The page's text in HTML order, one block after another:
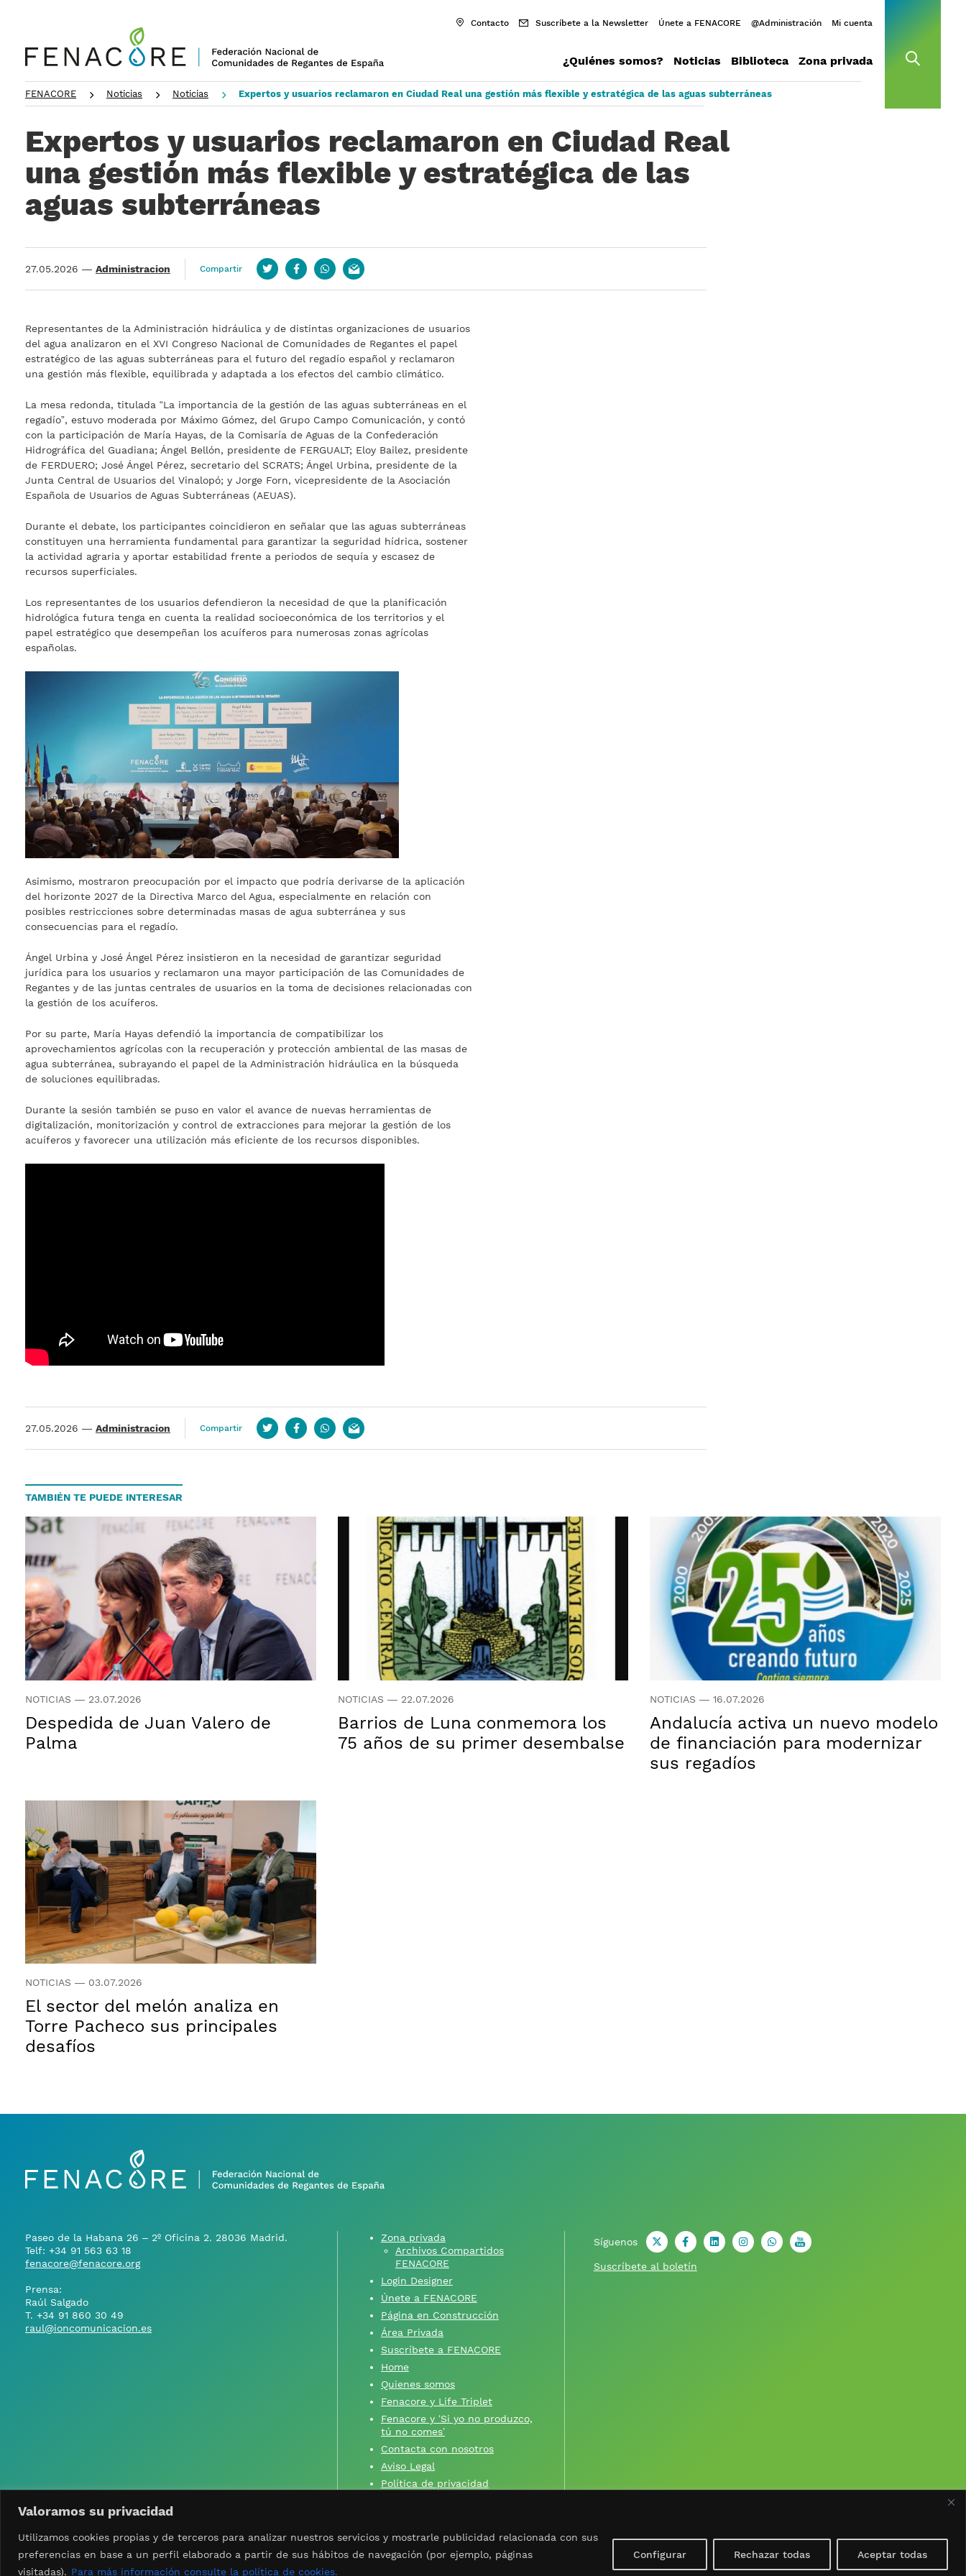
Valoramos su privacidad
Utilizamos cookies propias y de terceros para analizar nuestros servicios y mostrarle publicidad relacionada con sus
preferencias en base a un perfil elaborado a partir de sus hábitos de navegación (por ejemplo, páginas
visitadas). Para más información consulte la política de cookies.
Configurar Rechazar todas Aceptar todas
open
¿Quiénes somos? Noticias Biblioteca Zona privada
Contacto Suscríbete a la Newsletter Únete a FENACORE @Administración Mi cuenta
FENACORE Noticias Noticias Expertos y usuarios reclamaron en Ciudad Real una gestión más flexible y estratégica de las aguas subterráneas
Expertos y usuarios reclamaron en Ciudad Real
una gestión más flexible y estratégica de las
aguas subterráneas
27.05.2026 — Administracion Compartir TwitterFacebookwhatsapp
email
Representantes de la Administración hidráulica y de distintas organizaciones de usuarios
del agua analizaron en el XVI Congreso Nacional de Comunidades de Regantes el papel
estratégico de las aguas subterráneas para el futuro del regadío español y reclamaron
una gestión más flexible, equilibrada y adaptada a los efectos del cambio climático.
La mesa redonda, titulada “La importancia de la gestión de las aguas subterráneas en el
regadío”, estuvo moderada por Máximo Gómez, del Grupo Campo Comunicación, y contó
con la participación de María Hayas, de la Comisaría de Aguas de la Confederación
Hidrográfica del Guadiana; Ángel Bellón, presidente de FERGUALT; Eloy Bailez, presidente
de FERDUERO; José Ángel Pérez, secretario del SCRATS; Ángel Urbina, presidente de la
Junta Central de Usuarios del Vinalopó; y Jorge Forn, vicepresidente de la Asociación
Española de Usuarios de Aguas Subterráneas (AEUAS).
Durante el debate, los participantes coincidieron en señalar que las aguas subterráneas
constituyen una herramienta fundamental para garantizar la seguridad hídrica, sostener
la actividad agraria y aportar estabilidad frente a periodos de sequía y escasez de
recursos superficiales.
Los representantes de los usuarios defendieron la necesidad de que la planificación
hidrológica futura tenga en cuenta la realidad socioeconómica de los territorios y el
papel estratégico que desempeñan los acuíferos para numerosas zonas agrícolas
españolas.
Asimismo, mostraron preocupación por el impacto que podría derivarse de la aplicación
del horizonte 2027 de la Directiva Marco del Agua, especialmente en relación con
posibles restricciones sobre determinadas masas de agua subterránea y sus
consecuencias para el regadío.
Ángel Urbina y José Ángel Pérez insistieron en la necesidad de garantizar seguridad
jurídica para los usuarios y reclamaron una mayor participación de las Comunidades de
Regantes y de las juntas centrales de usuarios en la toma de decisiones relacionadas con
la gestión de los acuíferos.
Por su parte, María Hayas defendió la importancia de compatibilizar los
aprovechamientos agrícolas con la recuperación y protección ambiental de las masas de
agua subterránea, subrayando el papel de la Administración hidráulica en la búsqueda
de soluciones equilibradas.
Durante la sesión también se puso en valor el avance de nuevas herramientas de
digitalización, monitorización y control de extracciones para mejorar la gestión de los
acuíferos y favorecer una utilización más eficiente de los recursos disponibles.
27.05.2026 — Administracion Compartir TwitterFacebookwhatsapp
email
TAMBIÉN TE PUEDE INTERESAR
NOTICIAS — 23.07.2026
Despedida de Juan Valero de
Palma
NOTICIAS — 22.07.2026
Barrios de Luna conmemora los
75 años de su primer desembalse
NOTICIAS—16.07.2026
Andalucía activa un nuevo modelo
de financiación para modernizar
sus regadíos
NOTICIAS — 03.07.2026
El sector del melón analiza en
Torre Pacheco sus principales
desafíos
Paseo de la Habana 26 – 2º Oficina 2. 28036 Madrid.
Telf: +34 91 563 63 18
fenacore@fenacore.org
Prensa:
Raúl Salgado
T. +34 91 860 30 49
raul@ioncomunicacion.es
Zona privada
Archivos Compartidos
FENACORE
Login Designer
Únete a FENACORE
Página en Construcción
Área Privada
Suscríbete a FENACORE
Home
Quienes somos
Fenacore y Life Triplet
Fenacore y ‘Si yo no produzco,
tú no comes’
Contacta con nosotros
Aviso Legal
Política de privacidad
Síguenos X facebookLinkedinInstagramWhatsappyoutube
Suscríbete al boletín
© 2025 FENACORE (Federación Nacional de Comunidades de Regantes) —Aviso legal —Política de privacidad Política de Cookies